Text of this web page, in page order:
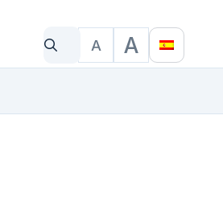
¿Qué estás buscando?
Tamano del texto
A A